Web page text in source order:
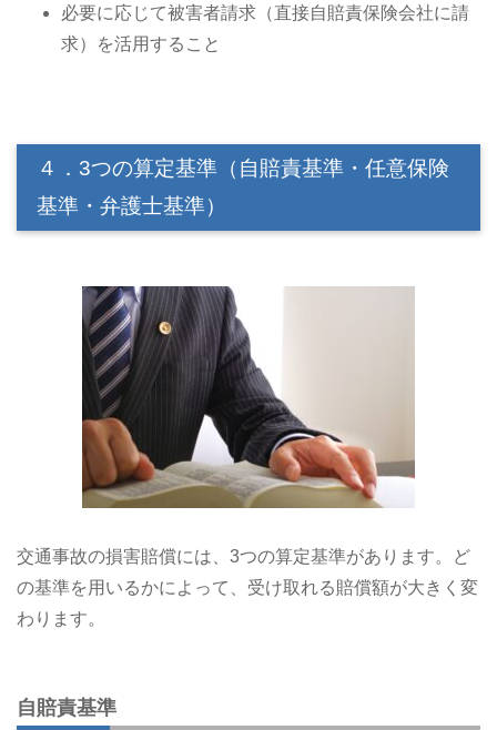
必要に応じて被害者請求（直接自賠責保険会社に請
求）を活用すること
４．3つの算定基準（自賠責基準・任意保険
基準・弁護士基準）
交通事故の損害賠償には、3つの算定基準があります。ど
の基準を用いるかによって、受け取れる賠償額が大きく変
わります。
自賠責基準